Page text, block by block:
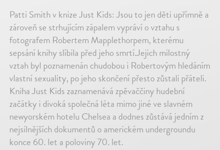
Patti Smith v knize Just Kids: Jsou to jen děti upřímně a
zároveň se strhujícím zápalem vypráví o vztahu s
fotografem Robertem Mapplethorpem, kterému
sepsání knihy slíbila před jeho smrtí.Jejich milostný
vztah byl poznamenán chudobou i Robertovým hledáním
vlastní sexuality, po jeho skončení přesto zůstali přáteli.
Kniha Just Kids zaznamenává zpěvaččiny hudební
začátky i divoká společná léta mimo jiné ve slavném
newyorském hotelu Chelsea a dodnes zůstává jedním z
nejsilnějších dokumentů o americkém undergroundu
konce 60. let a poloviny 70. let.